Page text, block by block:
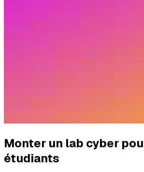
Monter un lab cyber
étudiants